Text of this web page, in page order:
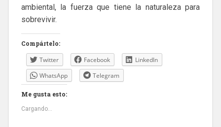
ambiental, la fuerza que tiene la naturaleza para
sobrevivir.
Compártelo:
Twitter Facebook
LinkedIn
WhatsApp
Telegram
Me gusta esto:
Cargando...